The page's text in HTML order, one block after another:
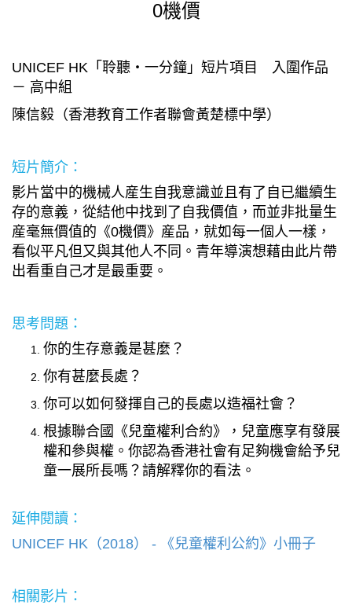
0機價
UNICEF HK「聆聽・一分鐘」短片項目 入圍作品
－ 高中組
陳信毅（香港教育工作者聯會黃楚標中學）
短片簡介：
影片當中的機械人産生自我意識並且有了自已繼續生
存的意義，從結他中找到了自我價值，而並非批量生
産毫無價值的《0機價》産品，就如每一個人一樣，
看似平凡但又與其他人不同。青年導演想藉由此片帶
出看重自己才是最重要。
思考問題：
你的生存意義是甚麼？
你有甚麼長處？
你可以如何發揮自己的長處以造福社會？
根據聯合國《兒童權利合約》，兒童應享有發展
權和參與權。你認為香港社會有足夠機會給予兒
童一展所長嗎？請解釋你的看法。
延伸閱讀：
UNICEF HK（2018） - 《兒童權利公約》小冊子
相關影片：